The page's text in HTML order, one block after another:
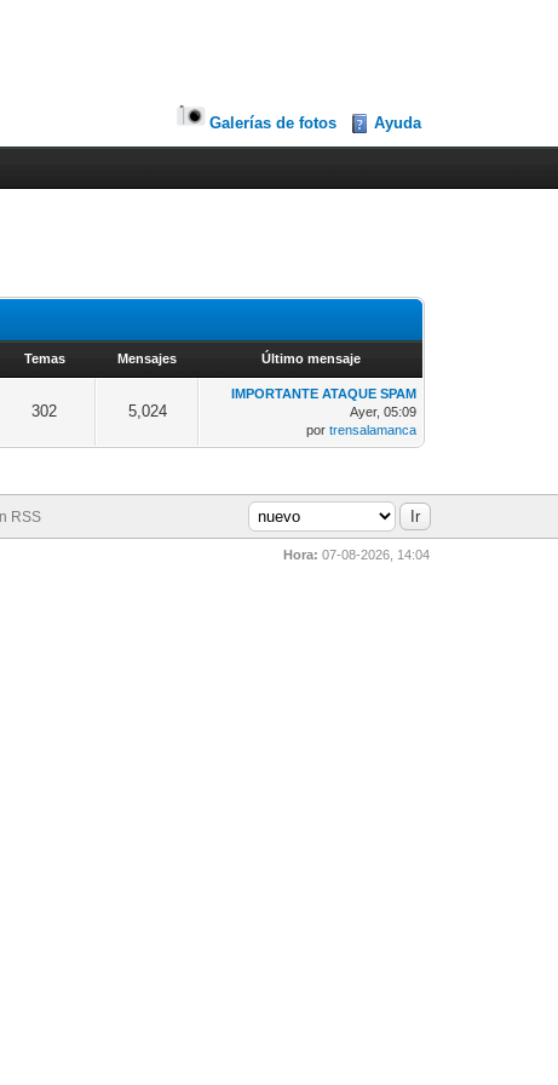
Galerías de fotos Ayuda
Temas Mensajes Último mensaje
302 5,024
IMPORTANTE ATAQUE SPAM
Ayer, 05:09
portrensalamanca
RSS
Hora: 07-08-2026, 14:04